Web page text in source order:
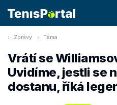
Zprávy Téma
Vrátí se
Uvidíme, jestli se
dostanu, říká